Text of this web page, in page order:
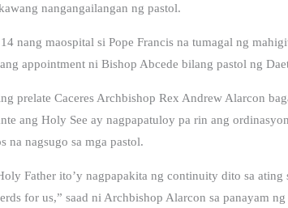
nangangailangan ng pastol.
nang maospital si Pope Francis na tumagal ng
appointment ni Bishop Abcede bilang pastol ng
prelate Caceres Archbishop Rex Andrew Alarcon
ang Holy See ay nagpapatuloy pa rin ang
na nagsugo sa mga pastol.
Father ito’y nagpapakita ng continuity dito sa
for us,” saad ni Archbishop Alarcon sa panayam ng